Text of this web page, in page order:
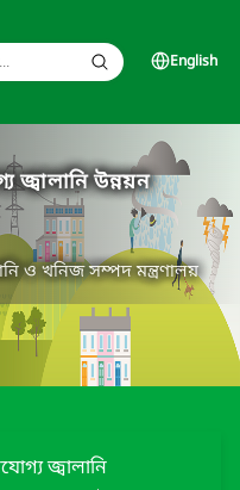
English
উন্নয়ন
ও খনিজ সম্পদ মন্ত্রণালয়
জ্বালানি